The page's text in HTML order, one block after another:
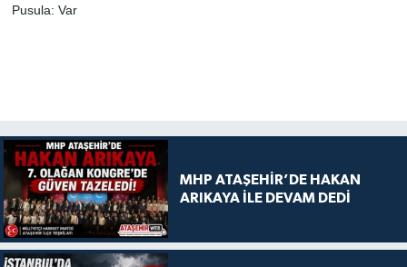
Pusula: Var
MHP ATAŞEHİR’DE HAKAN
ARIKAYA İLE DEVAM DEDİ